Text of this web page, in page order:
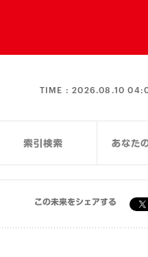
TIME :2026.08.10
この未来をシェアする